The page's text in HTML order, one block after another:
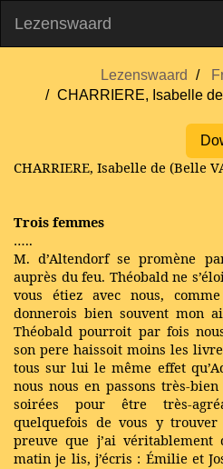
Lezenswaard
Lezenswaard
CHARRIERE, Isabelle
CHARRIERE, Isabelle de (Belle
Trois femmes
…..
M. d’Altendorf se promène
auprès du feu. Théobald ne
vous étiez avec nous,
donnerois bien souvent mon
Théobald pourroit par fois
son pere haissoit moins les
tous sur lui le même effet
nous nous en passons très-
soirées pour être très-
quelquefois de vous y
preuve que j’ai véritablement
matin je lis, j’écris : Émilie et